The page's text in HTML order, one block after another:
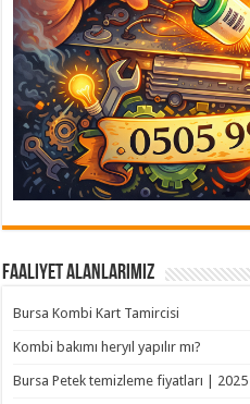
Faaliyet Alanlarımız
Bursa Kombi Kart Tamircisi
Kombi bakımı heryıl yapılır mı?
Bursa Petek temizleme fiyatları |